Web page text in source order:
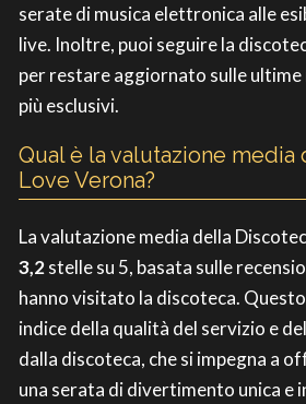
serate di musica elettronica alle
live. Inoltre, puoi seguire la
per restare aggiornato sulle
più esclusivi.
Qual è la valutazione media
Love Verona?
La valutazione media della
3,2stelle su 5, basata sulle
hanno visitato la discoteca.
indice della qualità del servizio e
dalla discoteca, che si impegna a
una serata di divertimento unica e